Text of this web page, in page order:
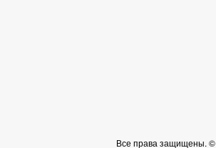
Все права защищены. ©